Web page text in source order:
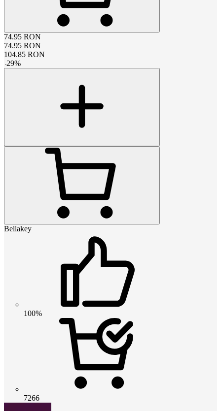
74.95 RON
74.95 RON
104.85 RON
-29%
Bellakey
100%
7266